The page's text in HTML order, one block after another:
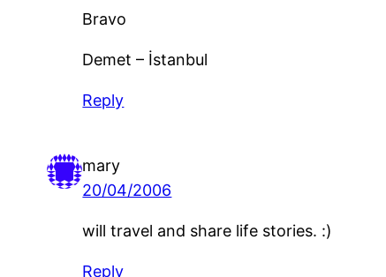
Bravo
Demet – İstanbul
Reply
mary
20/04/2006
will travel and share life stories. :)
Reply